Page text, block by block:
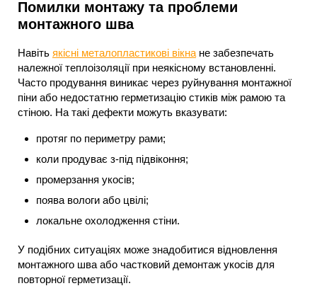
Помилки монтажу та проблеми
монтажного шва
Навіть якісні металопластикові вікна не забезпечать
належної теплоізоляції при неякісному встановленні.
Часто продування виникає через руйнування монтажної
піни або недостатню герметизацію стиків між рамою та
стіною. На такі дефекти можуть вказувати:
протяг по периметру рами;
коли продуває з-під підвіконня;
промерзання укосів;
поява вологи або цвілі;
локальне охолодження стіни.
У подібних ситуаціях може знадобитися відновлення
монтажного шва або частковий демонтаж укосів для
повторної герметизації.